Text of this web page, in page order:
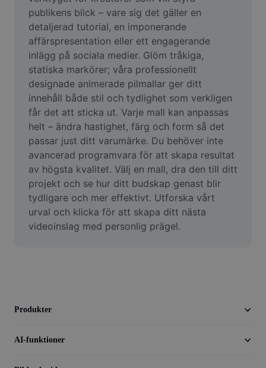
AI People Remover
AI Inpainting
Face Cutout
Video
Ta bort videobakgrund
Förbättra kvaliteten
Videoredigerare
Trimma video
Lägg till undertexter i video
publikens blick – vare sig det gäller en
detaljerad tutorial, en imponerande
affärspresentation eller ett engagerande
inlägg på sociala medier. Glöm tråkiga,
statiska markörer; våra professionellt
designade animerade pilmallar ger ditt
innehåll både stil och tydlighet som verkligen
får det att sticka ut. Varje mall kan anpassas
helt – ändra hastighet, färg och form så det
passar just ditt varumärke. Du behöver inte
avancerad programvara för att skapa resultat
av högsta kvalitet. Välj en mall, dra den till ditt
projekt och se hur ditt budskap genast blir
tydligare och mer effektivt. Utforska vårt
urval och klicka för att skapa ditt nästa
videoinslag med personlig prägel.
Produkter
AI-funktioner